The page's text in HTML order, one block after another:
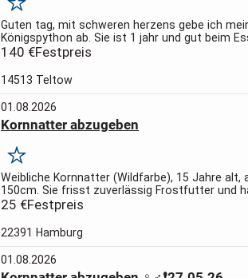
Merken
Guten tag, mit schweren herzens gebe ich
Königspython ab. Sie ist 1 jahr und gut beim
sie dennoch probleme.
140 €Festpreis
14513 Teltow
01.08.2026
Kornnatter abzugeben
Merken
Weibliche Kornnatter (Wildfarbe), 15 Jahre alt,
150cm. Sie frisst zuverlässig Frostfutter
vollständig. Die Schlange wurde artgerecht
25 €Festpreis
22391 Hamburg
01.08.2026